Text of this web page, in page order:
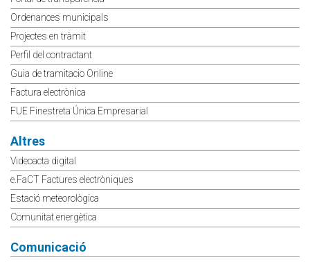
Ordenances municipals
Projectes en tràmit
Perfil del contractant
Guia de tramitacio Online
Factura electrònica
FUE Finestreta Única Empresarial
Altres
Videoacta digital
e.FaCT Factures electròniques
Estació meteorològica
Comunitat energètica
Comunicació